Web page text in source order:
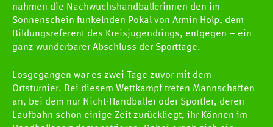
nahmen die Nachwuchshandballerinnen den im
Sonnenschein funkelnden Pokal von Armin Holp, dem
Bildungsreferent des Kreisjugendrings, entgegen – ein
ganz wunderbarer Abschluss der Sporttage.
Losgegangen war es zwei Tage zuvor mit dem
Ortsturnier. Bei diesem Wettkampf treten Mannschaften
an, bei dem nur Nicht-Handballer oder Sportler, deren
Laufbahn schon einige Zeit zurückliegt, ihr Können im